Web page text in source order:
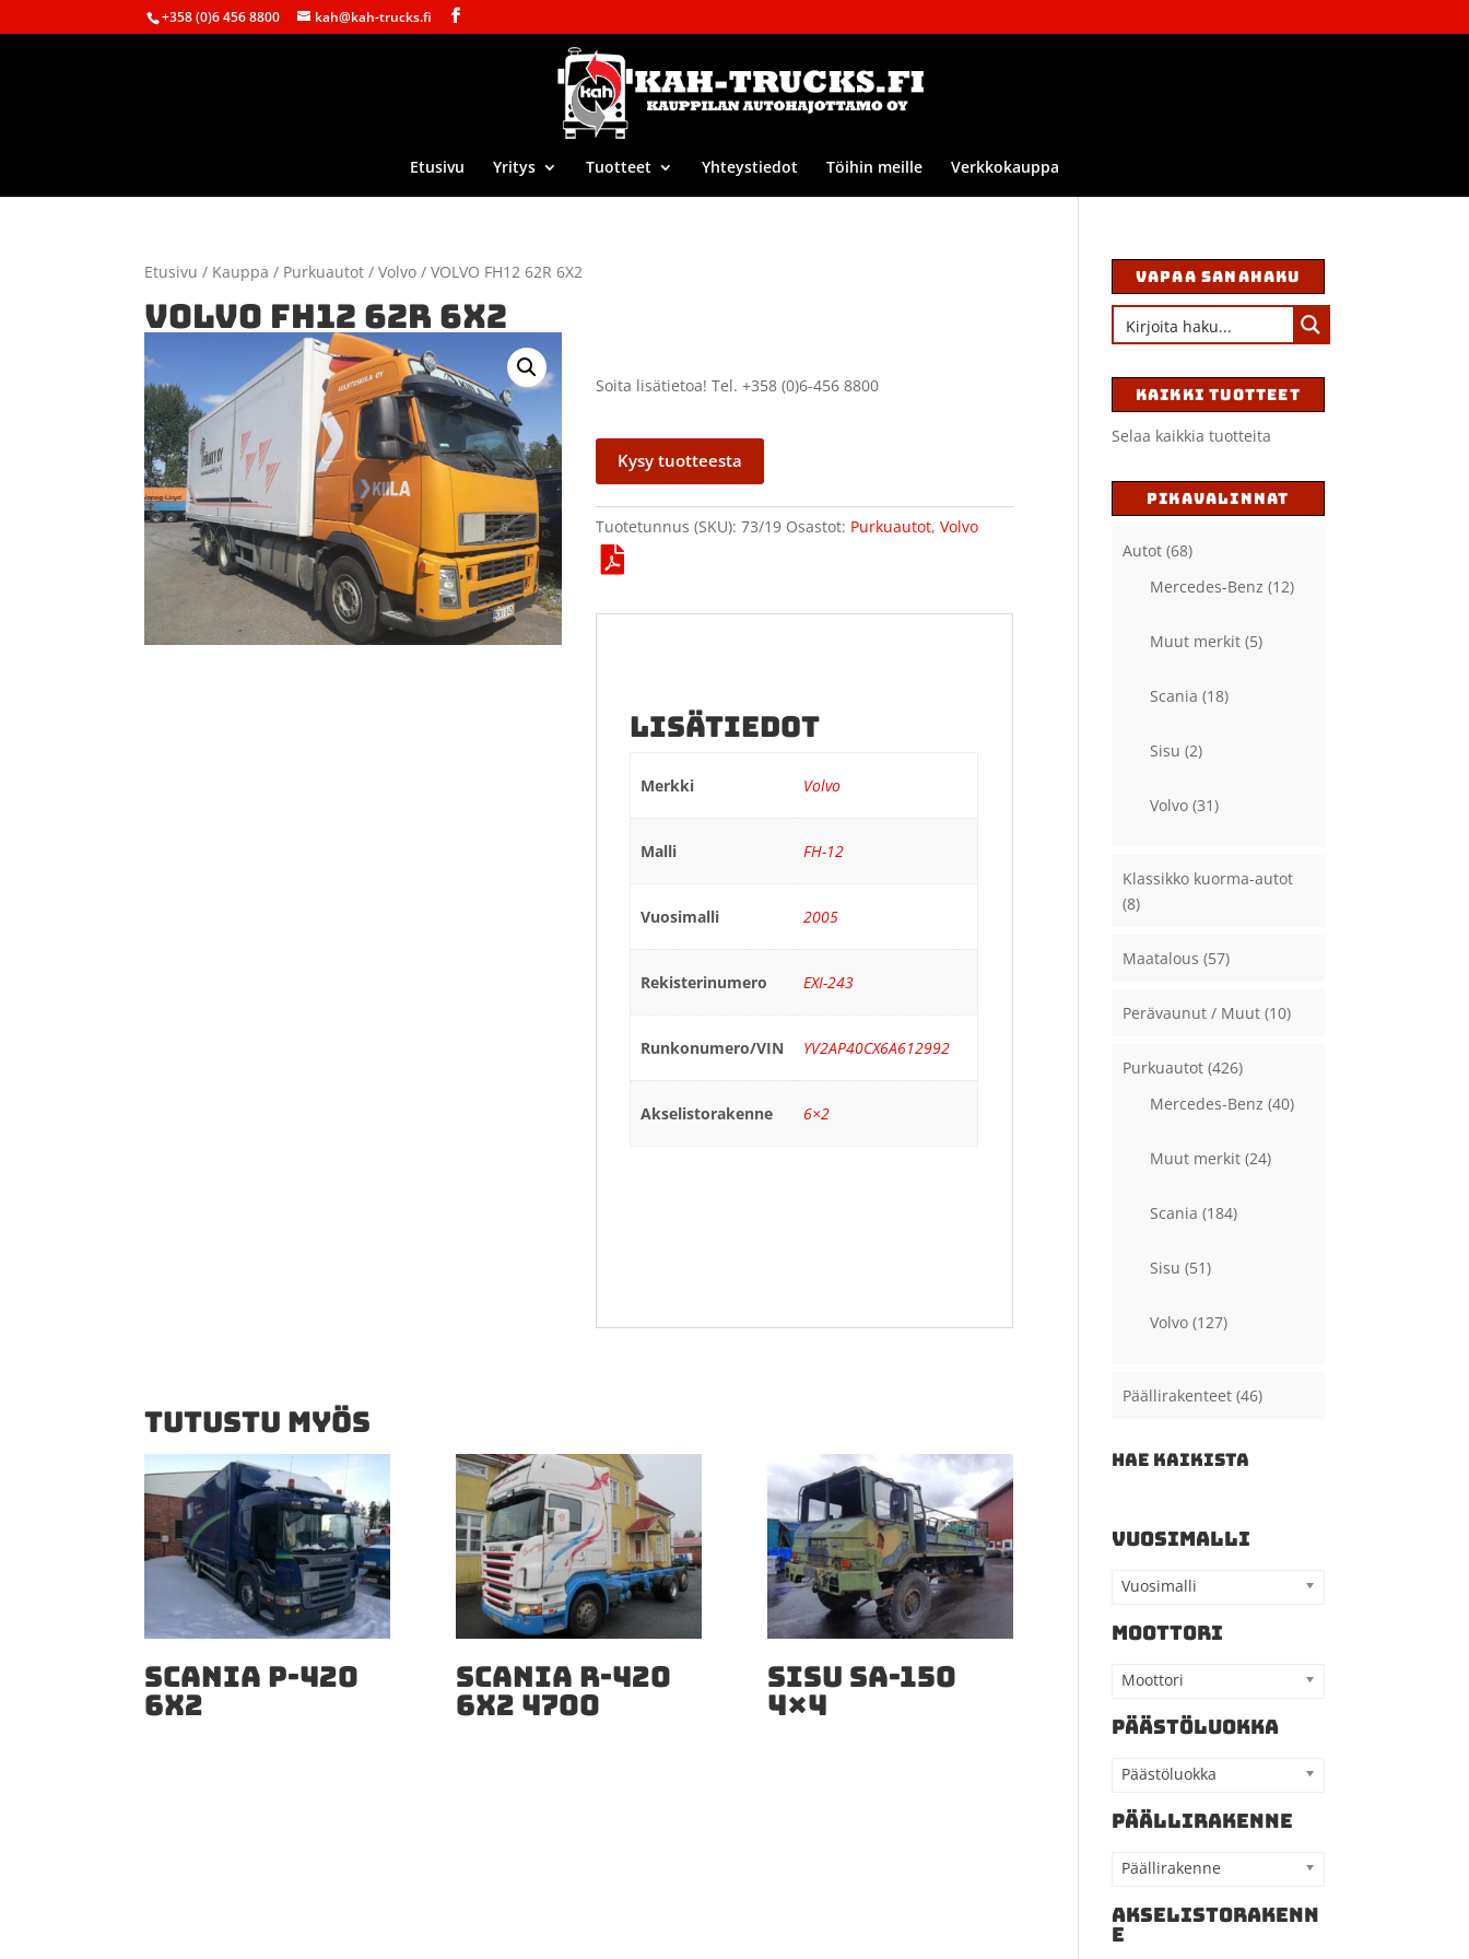
+358 (0)6 456 8800 kah@kah-trucks.fi
Etusivu Yritys Tuotteet Yhteystiedot Töihin meille Verkkokauppa
Etusivu / Kauppa / Purkuautot / Volvo / VOLVO FH12 62R 6X2
VOLVO FH12 62R 6X2
Soita lisätietoa! Tel. +358 (0)6-456 8800
Kysy tuotteesta
Tuotetunnus (SKU):73/19 Osastot: Purkuautot,Volvo
LISÄTIEDOT
Merkki Volvo
Malli FH-12
Vuosimalli 2005
Rekisterinumero EXI-243
Runkonumero/VIN YV2AP40CX6A612992
Akselistorakenne 6×2
TUTUSTU MYÖS
SCANIA P-420
6X2
SCANIA R-420
6X2 4700
SISU SA-150
4×4
VAPAA SANAHAKU
KAIKKI TUOTTEET
Selaa kaikkia tuotteita
PIKAVALINNAT
Autot (68)
Mercedes-Benz (12)
Muut merkit (5)
Scania (18)
Sisu (2)
Volvo (31)
Klassikko kuorma-autot
(8)
Maatalous (57)
Perävaunut / Muut (10)
Purkuautot (426)
Mercedes-Benz (40)
Muut merkit (24)
Scania (184)
Sisu (51)
Volvo (127)
Päällirakenteet (46)
HAE KAIKISTA
VUOSIMALLI
Vuosimalli
MOOTTORI
Moottori
PÄÄSTÖLUOKKA
Päästöluokka
PÄÄLLIRAKENNE
Päällirakenne
AKSELISTORAKENN
E